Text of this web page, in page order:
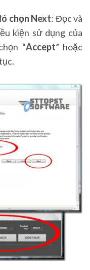
chọn Next: Đọc và
kiện sử dụng của
“Accept” hoặc